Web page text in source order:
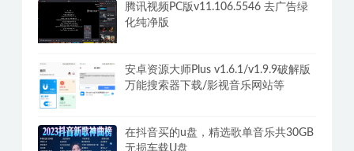
腾讯视频PC版v11.106.5546 去广告绿
化纯净版
安卓资源大师Plus v1.6.1/v1.9.9破解版
万能搜索器下载/影视音乐网站等
在抖音买的u盘，精选歌单音乐共30GB
无损车载U盘